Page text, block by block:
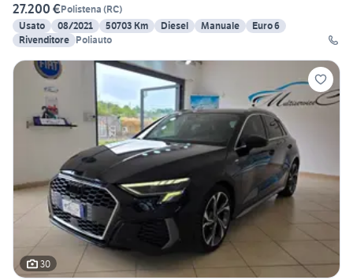
27.200 €Polistena (RC)
Usato
08/2021 50703 Km Diesel Manuale
Euro 6
Rivenditore Poliauto
30